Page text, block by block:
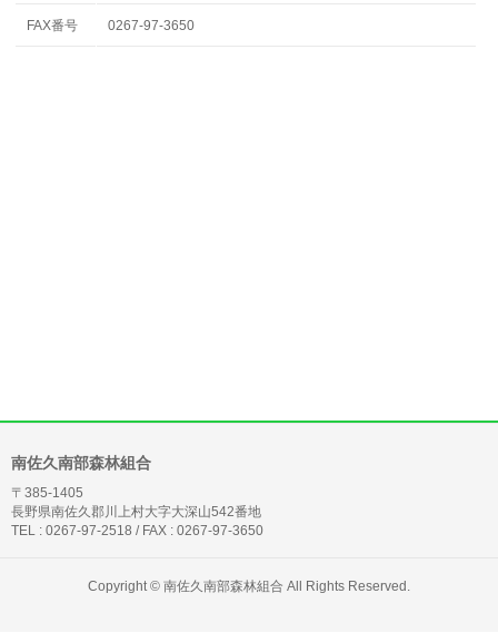
FAX番号 0267-97-3650
南佐久南部森林組合
〒385-1405
長野県南佐久郡川上村大字大深山542番地
TEL : 0267-97-2518 / FAX : 0267-97-3650
Copyright © 南佐久南部森林組合 All Rights Reserved.